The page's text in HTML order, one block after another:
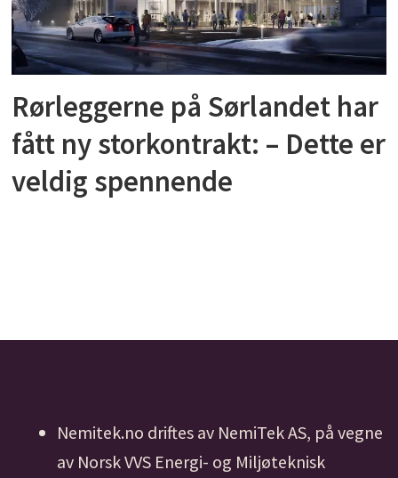
Rørleggerne på Sørlandet har
fått ny storkontrakt: – Dette er
veldig spennende
Nemitek.no driftes av NemiTek AS, på vegne
av Norsk VVS Energi- og Miljøteknisk